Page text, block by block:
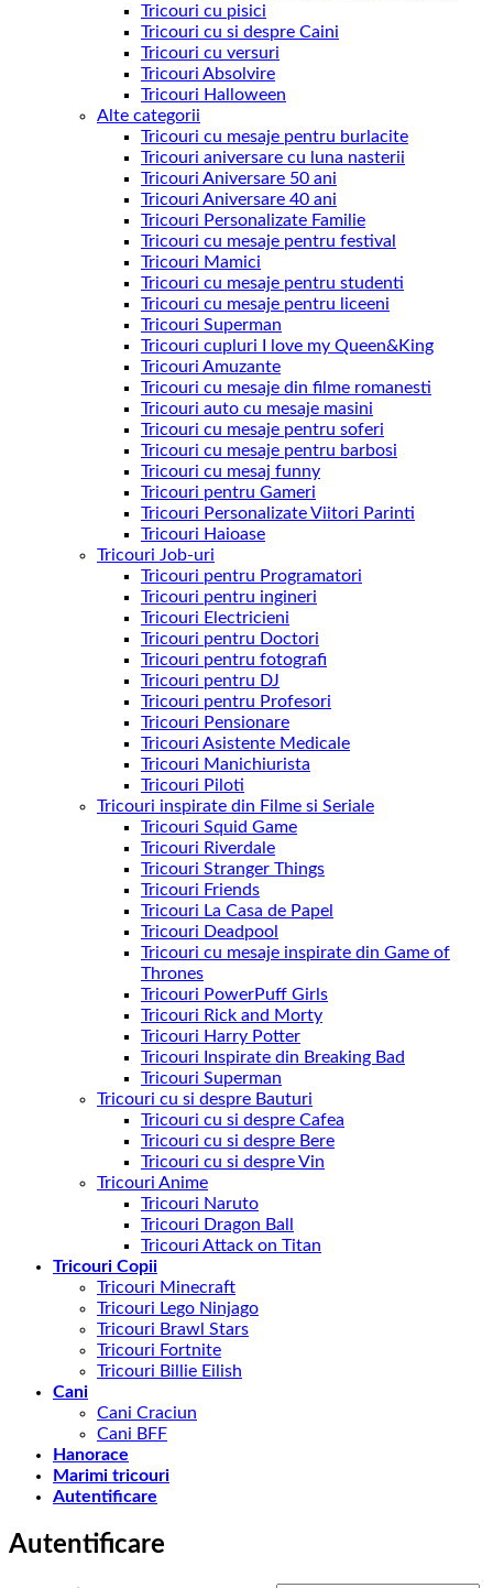
Tricouri cu pisici
Tricouri cu si despre Caini
Tricouri cu versuri
Tricouri Absolvire
Tricouri Halloween
Alte categorii
Tricouri cu mesaje pentru burlacite
Tricouri aniversare cu luna nasterii
Tricouri Aniversare 50 ani
Tricouri Aniversare 40 ani
Tricouri Personalizate Familie
Tricouri cu mesaje pentru festival
Tricouri Mamici
Tricouri cu mesaje pentru studenti
Tricouri cu mesaje pentru liceeni
Tricouri Superman
Tricouri cupluri I love my Queen&King
Tricouri Amuzante
Tricouri cu mesaje din filme romanesti
Tricouri auto cu mesaje masini
Tricouri cu mesaje pentru soferi
Tricouri cu mesaje pentru barbosi
Tricouri cu mesaj funny
Tricouri pentru Gameri
Tricouri Personalizate Viitori Parinti
Tricouri Haioase
Tricouri Job-uri
Tricouri pentru Programatori
Tricouri pentru ingineri
Tricouri Electricieni
Tricouri pentru Doctori
Tricouri pentru fotografi
Tricouri pentru DJ
Tricouri pentru Profesori
Tricouri Pensionare
Tricouri Asistente Medicale
Tricouri Manichiurista
Tricouri Piloti
Tricouri inspirate din Filme si Seriale
Tricouri Squid Game
Tricouri Riverdale
Tricouri Stranger Things
Tricouri Friends
Tricouri La Casa de Papel
Tricouri Deadpool
Tricouri cu mesaje inspirate din Game of
Thrones
Tricouri PowerPuff Girls
Tricouri Rick and Morty
Tricouri Harry Potter
Tricouri Inspirate din Breaking Bad
Tricouri Superman
Tricouri cu si despre Bauturi
Tricouri cu si despre Cafea
Tricouri cu si despre Bere
Tricouri cu si despre Vin
Tricouri Anime
Tricouri Naruto
Tricouri Dragon Ball
Tricouri Attack on Titan
Tricouri Copii
Tricouri Minecraft
Tricouri Lego Ninjago
Tricouri Brawl Stars
Tricouri Fortnite
Tricouri Billie Eilish
Cani
Cani Craciun
Cani BFF
Hanorace
Marimi tricouri
Autentificare
Autentificare